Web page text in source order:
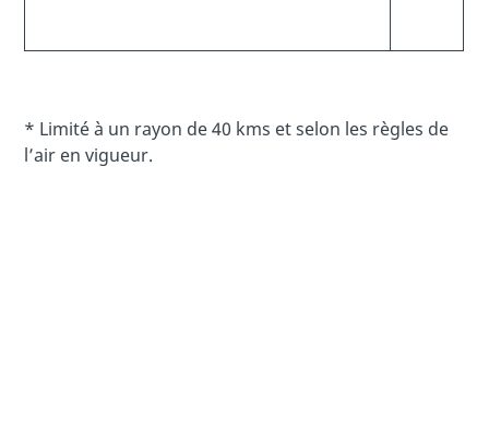
* Limité à un rayon de 40 kms et selon les règles de
l’air en vigueur.